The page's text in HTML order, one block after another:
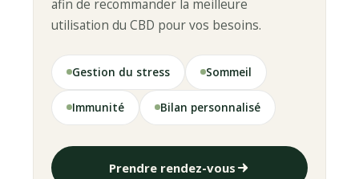
afin de recommander la meilleure
utilisation du CBD pour vos besoins.
Gestion du stress Sommeil
Immunité Bilan personnalisé
Prendre rendez-vous